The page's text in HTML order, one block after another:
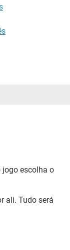
jogo escolha o
ali. Tudo será